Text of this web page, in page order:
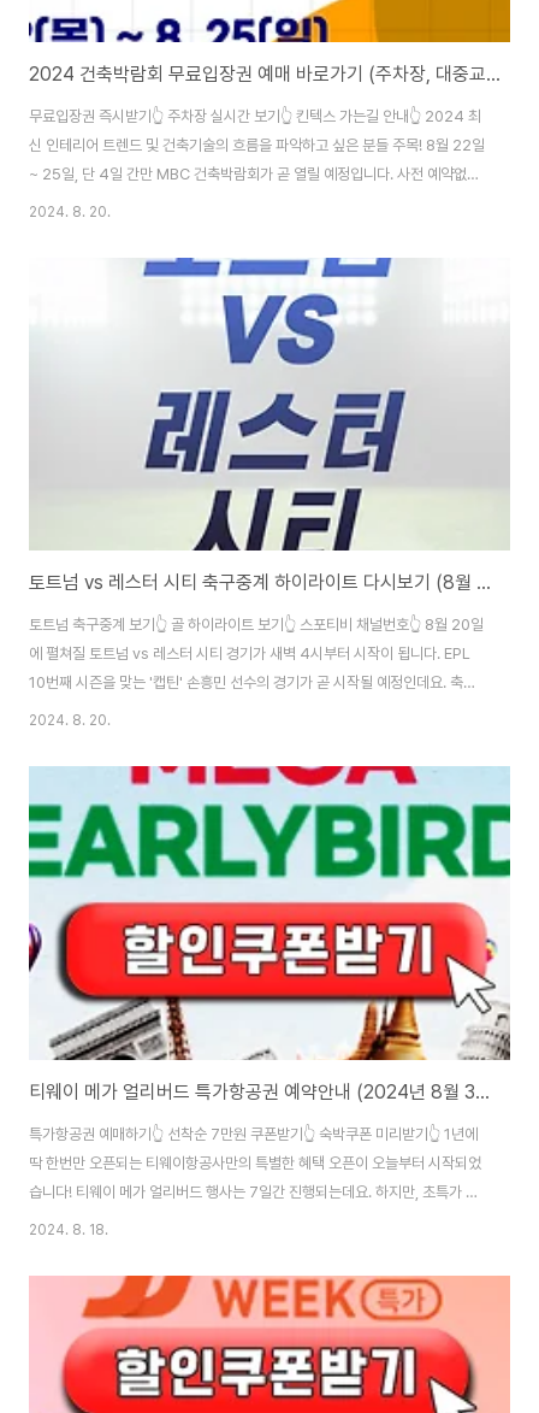
2024 건축박람회 무료입장권 예매 바로가기 (주차장, 대중교통 가는길 안내)
무료입장권 즉시받기👆 주차장 실시간 보기👆 킨텍스 가는길 안내👆 2024 최
신 인테리어 트렌드 및 건축기술의 흐름을 파악하고 싶은 분들 주목! 8월 22일
~ 25일, 단 4일 간만 MBC 건축박람회가 곧 열릴 예정입니다. 사전 예약없이
급하게 가셨다가 괜히 입장료 1만 원 내지 마시고, 위의 무료입장권 발급을 예
니, 어서 예매부터 서둘러주세요! 또한, 일산킨텍스에서 열리는 MBC 건축박람
회는 많은 사람들이 몰릴 예정이니 미리 주차장 상황을 실시간으로 확인해보시
면 좋겠는데요. 자차를 이용하시면 힘들 수 있으니 대중교통으로 가는 길도 미
2024. 8. 20.
토트넘 vs 레스터 시티 축구중계 하이라이트 다시보기 (8월 20일)
토트넘 축구중계 보기👆 골 하이라이트 보기👆 스포티비 채널번호👆 8월 20일
에 펼쳐질 토트넘 vs 레스터 시티 경기가 새벽 4시부터 시작이 됩니다. EPL
10번째 시즌을 맞는 '캡틴' 손흥민 선수의 경기가 곧 시작될 예정인데요. 축구
중계 시간이 끝나면 생중계 다시보기가 어려울 수 있으니 어서 서둘러서 보시
시고 시간에 맞춰 경기를 즐기시면 되겠습니다.
2024. 8. 20.
티웨이 메가 얼리버드 특가항공권 예약안내 (2024년 8월 3째주)
특가항공권 예매하기👆 선착순 7만원 쿠폰받기👆 숙박쿠폰 미리받기👆 1년에
딱 한번만 오픈되는 티웨이항공사만의 특별한 혜택 오픈이 오늘부터 시작되었
습니다! 티웨이 메가 얼리버드 행사는 7일간 진행되는데요. 하지만, 초특가 항
공권 예매는 딱 3일만 선착순으로 예약이 가능하니 지금 보는 즉시 예매를 해
로 5만원 할인쿠폰과 함께 숙박할인 쿠폰 15%할인쿠폰도 같이 받을 수 있으
니 사라지기전 쿠폰부터 득템해가세요!
2024. 8. 18.